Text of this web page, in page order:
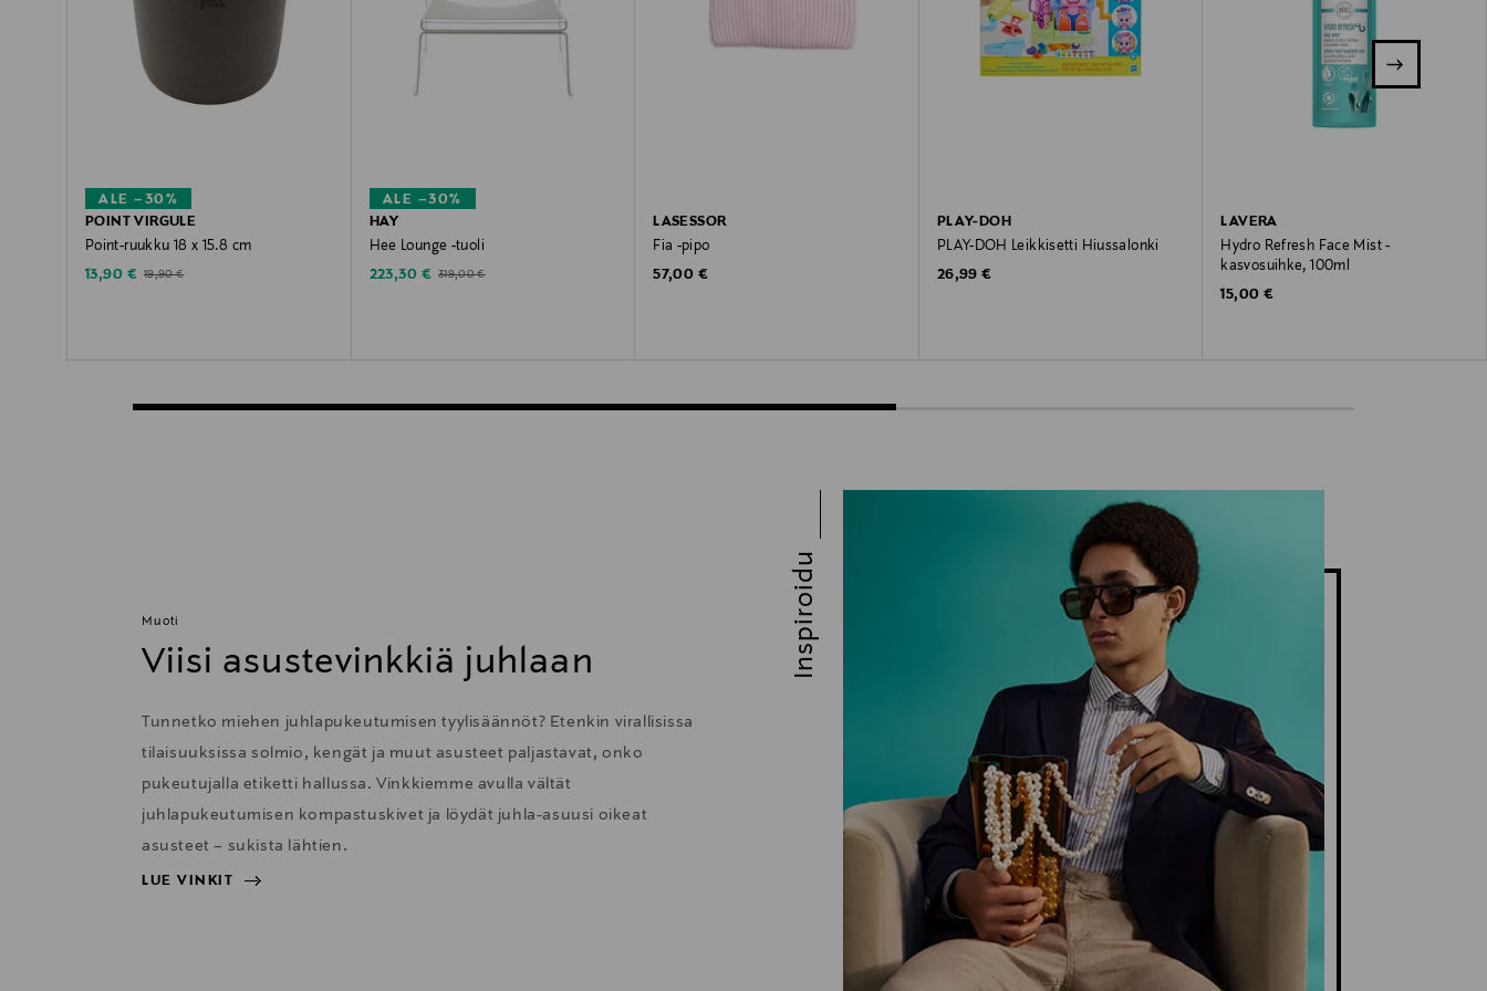
ALE –30%
POINT VIRGULE
Point-ruukku 18 x 15.8 cm
Discounted Price
13,90 € Original Price
19,90 €
ALE –30%
HAY
Hee Lounge -tuoli
Discounted Price
223,30 € Original Price
319,00 €
LASESSOR
Fia -pipo
Original Price
57,00 €
PLAY-DOH
PLAY-DOH Leikkisetti Hiussalonki
Original Price
26,99 €
LAVERA
Hydro Refresh Face Mist -
kasvosuihke, 100ml
Original Price
15,00 €
Muoti
Viisi asustevinkkiä juhlaan
Tunnetko miehen juhlapukeutumisen tyylisäännöt? Etenkin virallisissa
tilaisuuksissa solmio, kengät ja muut asusteet paljastavat, onko
pukeutujalla etiketti hallussa. Vinkkiemme avulla vältät
juhlapukeutumisen kompastuskivet ja löydät juhla-asuusi oikeat
asusteet – sukista lähtien.
LUE VINKIT
Inspiroidu